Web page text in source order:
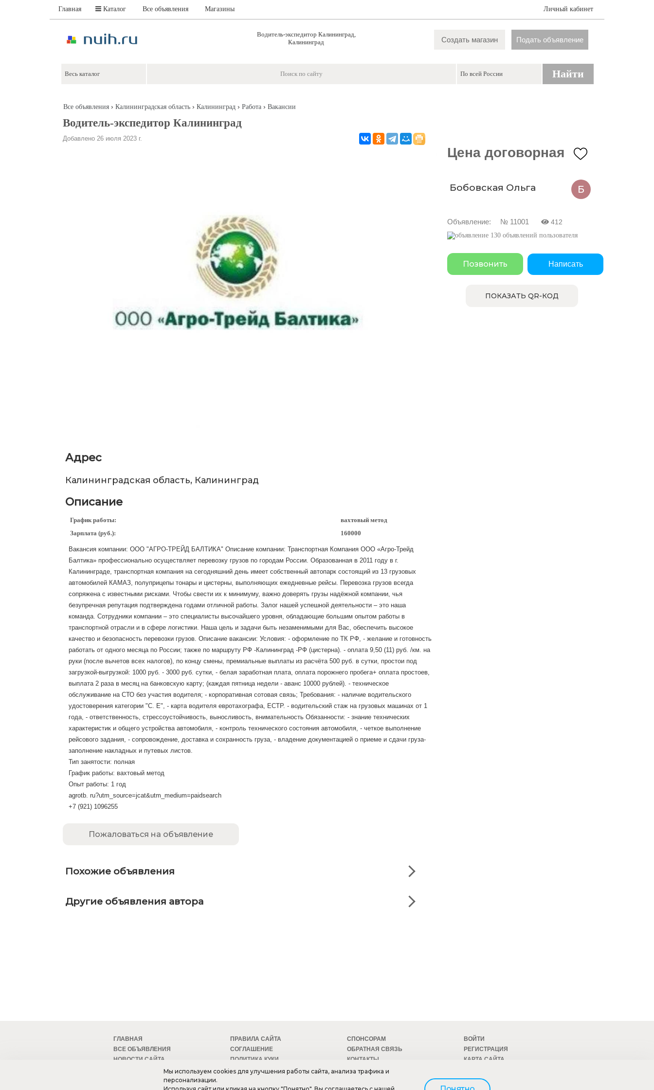
Главная Каталог Все объявления Магазины Личный кабинет
Водитель-экспедитор Калининград,
Калининград
Создать магазин Подать объявление
Найти
Все объявления› Калининградская область› Калининград› Работа› Вакансии
Водитель-экспедитор Калининград
Добавлено 26 июля 2023 г.
Адрес
Калининградская область, Калининград
Описание
График работы:
вахтовый метод
Зарплата (руб.):
160000
Вакансия компании: ООО "АГРО-ТРЕЙД БАЛТИКА" Описание компании: Транспортная Компания ООО «Агро-Трейд
Балтика» профессионально осуществляет перевозку грузов по городам России. Образованная в 2011 году в г.
Калининграде, транспортная компания на сегодняшний день имеет собственный автопарк состоящий из 13 грузовых
автомобилей КАМАЗ, полуприцепы тонары и цистерны, выполняющих ежедневные рейсы. Перевозка грузов всегда
сопряжена с известными рисками. Чтобы свести их к минимуму, важно доверять грузы надёжной компании, чья
безупречная репутация подтверждена годами отличной работы. Залог нашей успешной деятельности – это наша
команда. Сотрудники компании – это специалисты высочайшего уровня, обладающие большим опытом работы в
транспортной отрасли и в сфере логистики. Наша цель и задачи быть незаменимыми для Вас, обеспечить высокое
качество и безопасность перевозки грузов. Описание вакансии: Условия: - оформление по ТК РФ, - желание и готовность
работать от одного месяца по России; также по маршруту РФ -Калининград -РФ (цистерна). - оплата 9,50 (11) руб. /км. на
руки (после вычетов всех налогов), по концу смены, премиальные выплаты из расчёта 500 руб. в сутки, простои под
загрузкой-выгрузкой: 1000 руб. - 3000 руб. сутки, - белая заработная плата, оплата порожнего пробега+ оплата простоев,
выплата 2 раза в месяц на банковскую карту; (каждая пятница недели - аванс 10000 рублей). - техническое
обслуживание на СТО без участия водителя; - корпоративная сотовая связь; Требования: - наличие водительского
удостоверения категории "С. Е", - карта водителя евротахографа, ЕСТР. - водительский стаж на грузовых машинах от 1
года, - ответственность, стрессоустойчивость, выносливость, внимательность Обязанности: - знание технических
характеристик и общего устройства автомобиля, - контроль технического состояния автомобиля, - четкое выполнение
рейсового задания, - сопровождение, доставка и сохранность груза, - владение документацией о приеме и сдачи груза-
заполнение накладных и путевых листов.
Тип занятости: полная
График работы: вахтовый метод
Опыт работы: 1 год
agrotb. ru?utm_source=jcat&utm_medium=paidsearch
+7 (921) 1096255
Пожаловаться на объявление
Похожие объявления
Другие объявления автора
Цена договорная
Бобовская Ольга Б
Объявление: № 11001 412
130 объявлений пользователя
Позвонить Написать
ПОКАЗАТЬ QR-КОД
ГЛАВНАЯ
ВСЕ ОБЪЯВЛЕНИЯ
НОВОСТИ САЙТА
МОБИЛЬНАЯ ВЕРСИЯ
ПРАВИЛА САЙТА
СОГЛАШЕНИЕ
ПОЛИТИКА КУКИ
БЕЗОПАСНОСТЬ
СПОНСОРАМ
ОБРАТНАЯ СВЯЗЬ
КОНТАКТЫ
ТЕХПОДДЕРЖКА
ВОЙТИ
РЕГИСТРАЦИЯ
КАРТА САЙТА
Мы используем cookies для улучшения работы сайта, анализа трафика и
персонализации.